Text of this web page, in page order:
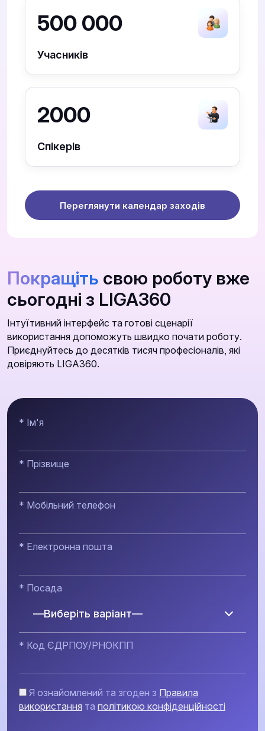
500 000
Учасників
2000
Спікерів
Переглянути календар заходів
Покращіть свою роботу вже
сьогодні з LIGA360
Інтуїтивний інтерфейс та готові сценарії
використання допоможуть швидко почати роботу.
Приєднуйтесь до десятків тисяч професіоналів, які
довіряють LIGA360.
* Ім'я
* Прізвище
* Мобільний телефон
* Електронна пошта
* Посада
—Виберіть варіант—
* Код ЄДРПОУ/РНОКПП
Я ознайомлений та згоден з Правила
використання та політикою конфіденційності